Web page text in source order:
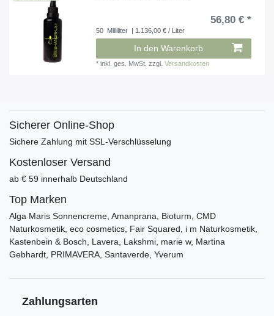
56,80 € *
50 Milliliter | 1.136,00 € / Liter
In den Warenkorb
*inkl. ges. MwSt. zzgl.Versandkosten
Sicherer Online-Shop
Sichere Zahlung mit SSL-Verschlüsselung
Kostenloser Versand
ab € 59 innerhalb Deutschland
Top Marken
Alga Maris Sonnencreme, Amanprana, Bioturm, CMD
Naturkosmetik, eco cosmetics, Fair Squared, i m Naturkosmetik,
Kastenbein & Bosch, Lavera, Lakshmi, marie w, Martina
Gebhardt, PRIMAVERA, Santaverde, Yverum
Zahlungsarten